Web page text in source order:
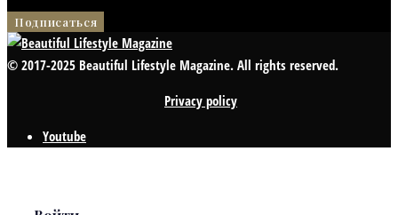
© 2017-2025 Beautiful Lifestyle Magazine. All rights reserved.
Privacy policy
Youtube